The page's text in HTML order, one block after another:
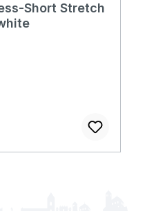
Short Stretch